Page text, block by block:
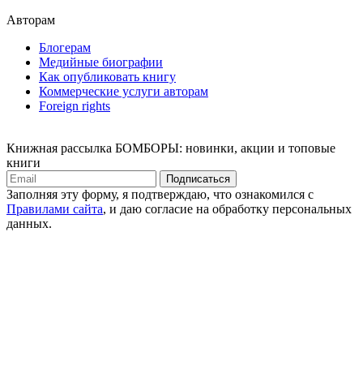
Авторам
Блогерам
Медийные биографии
Как опубликовать книгу
Коммерческие услуги авторам
Foreign rights
Книжная рассылка БОМБОРЫ: новинки, акции и топовые
книги
Подписаться
Заполняя эту форму, я подтверждаю, что ознакомился с
Правилами сайта, и даю согласие на обработку персональных
данных.